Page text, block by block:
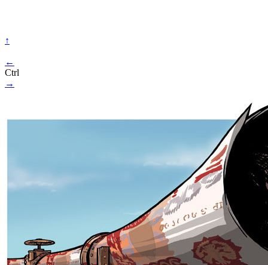
↑
←
Ctrl
→